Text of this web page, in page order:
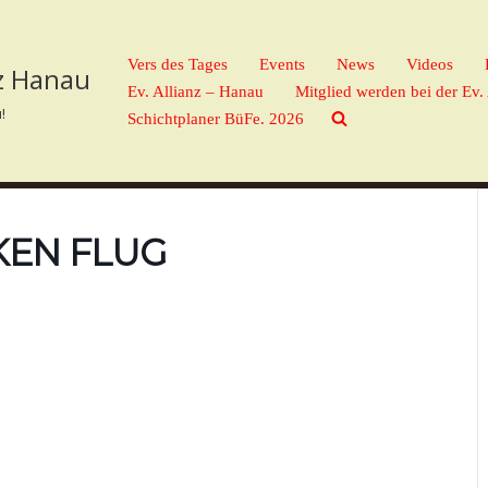
Hanau Vers des Tages Events News Videos
Ev. Allianz – Hanau
Mitglied werden bei der
Schichtplaner BüFe. 2026
FLUG